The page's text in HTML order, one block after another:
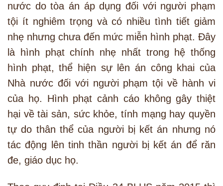
nước do tòa án áp dụng đối với người phạm
tội ít nghiêm trọng và có nhiều tình tiết giảm
nhẹ nhưng chưa đến mức miễn hình phạt. Đây
là hình phạt chính nhẹ nhất trong hệ thống
hình phạt, thể hiện sự lên án công khai của
Nhà nước đối với người phạm tội về hành vi
của họ. Hình phạt cảnh cáo không gây thiệt
hại về tài sản, sức khỏe, tính mạng hay quyền
tự do thân thể của người bị kết án nhưng nó
tác động lên tinh thần người bị kết án để răn
đe, giáo dục họ.